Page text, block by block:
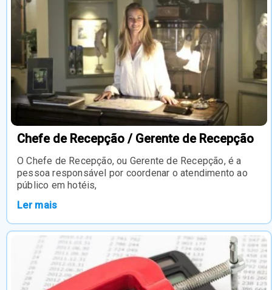
Chefe de Recepção / Gerente de Recepção
O Chefe de Recepção, ou Gerente de Recepção, é a
pessoa responsável por coordenar o atendimento ao
público em hotéis,
Ler mais